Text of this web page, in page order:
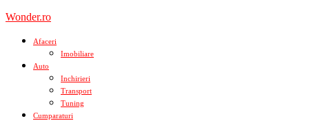
Skip
content
Wonder.ro
Afaceri
Imobiliare
Auto
Inchirieri
Transport
Tuning
Cumparaturi